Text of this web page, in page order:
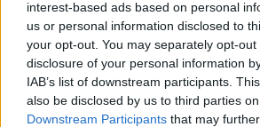
interest-based ads based on personal
us or personal information disclosed to
your opt-out. You may separately opt-
disclosure of your personal information
IAB’s list of downstream participants.
also be disclosed by us to third parties
Downstream Participants that may
11. Dravinja (3), 12. Kety
Šampion (0), 14. Beltinci (0), 15.
16. Nafta 1903 (0).